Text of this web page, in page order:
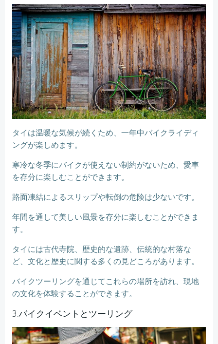
タイは温暖な気候が続くため、一年中バイクライディ
ングが楽しめます。
寒冷な冬季にバイクが使えない制約がないため、愛車
を存分に楽しむことができます。
路面凍結によるスリップや転倒の危険は少ないです。
年間を通して美しい風景を存分に楽しむことができま
す。
タイには古代寺院、歴史的な遺跡、伝統的な村落な
ど、文化と歴史に関する多くの見どころがあります。
バイクツーリングを通じてこれらの場所を訪れ、現地
の文化を体験することができます。
3.バイクイベントとツーリング